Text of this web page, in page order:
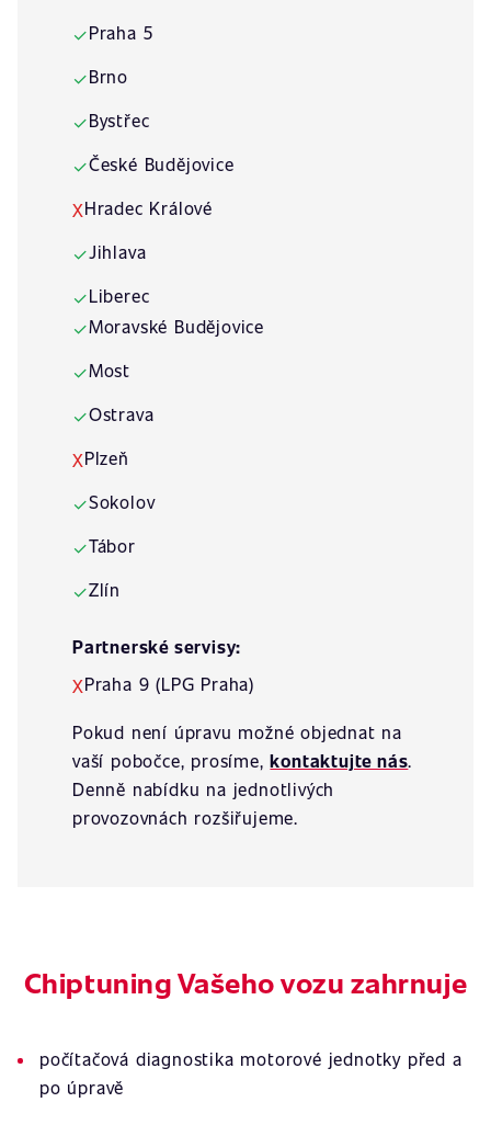
✓Praha 5
✓Brno
✓Bystřec
✓České Budějovice
XHradec Králové
✓Jihlava
✓Liberec
✓Moravské Budějovice
✓Most
✓Ostrava
XPlzeň
✓Sokolov
✓Tábor
✓Zlín
Partnerské servisy:
XPraha 9 (LPG Praha)
Pokud není úpravu možné objednat na
vaší pobočce, prosíme,kontaktujte nás.
Denně nabídku na jednotlivých
provozovnách rozšiřujeme.
Chiptuning Vašeho vozu zahrnuje
počítačová diagnostika motorové jednotky před a
po úpravě